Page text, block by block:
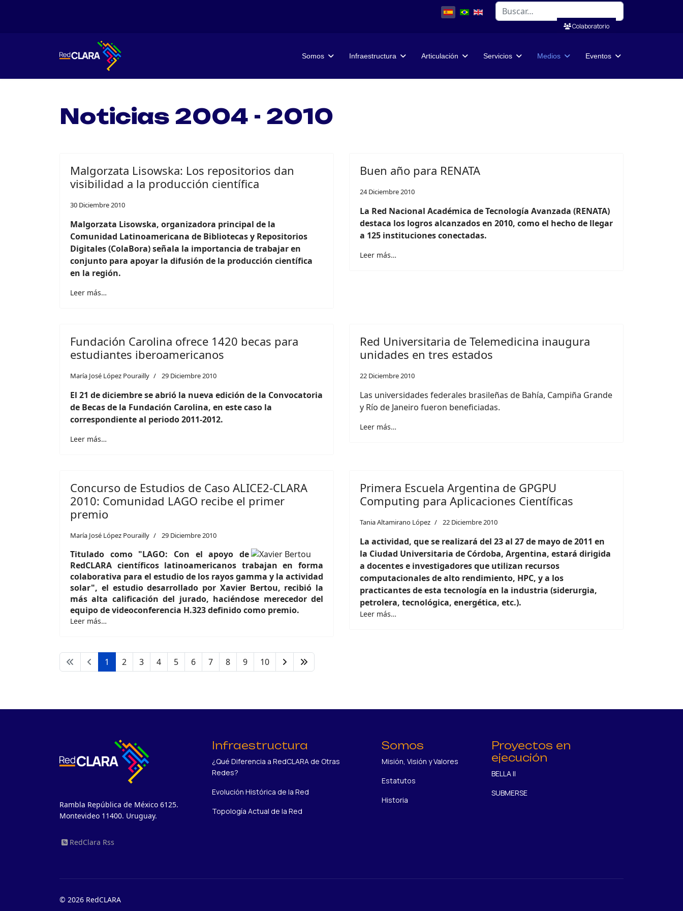
Buscar
Colaboratorio
Somos Infraestructura Articulación Servicios Medios Eventos
Noticias 2004 - 2010
Malgorzata Lisowska: Los repositorios dan
visibilidad a la producción científica
30 Diciembre 2010
Malgorzata Lisowska, organizadora principal de la
Comunidad Latinoamericana de Bibliotecas y Repositorios
Digitales (ColaBora) señala la importancia de trabajar en
conjunto para apoyar la difusión de la producción científica
en la región.
Leer más…
Buen año para RENATA
24 Diciembre 2010
La Red Nacional Académica de Tecnología Avanzada (RENATA)
destaca los logros alcanzados en 2010, como el hecho de llegar
a 125 instituciones conectadas.
Leer más…
Fundación Carolina ofrece 1420 becas para
estudiantes iberoamericanos
María José López Pourailly 29 Diciembre 2010
El 21 de diciembre se abrió la nueva edición de la Convocatoria
de Becas de la Fundación Carolina, en este caso la
correspondiente al periodo 2011-2012.
Leer más…
Red Universitaria de Telemedicina inaugura
unidades en tres estados
22 Diciembre 2010
Las universidades federales brasileñas de Bahía, Campiña Grande
y Río de Janeiro fueron beneficiadas.
Leer más…
Concurso de Estudios de Caso ALICE2-CLARA
2010: Comunidad LAGO recibe el primer
premio
María José López Pourailly 29 Diciembre 2010
Titulado como "LAGO: Con el apoyo de
RedCLARA científicos latinoamericanos trabajan en forma
colaborativa para el estudio de los rayos gamma y la actividad
solar", el estudio desarrollado por Xavier Bertou, recibió la
más alta calificación del jurado, haciéndose merecedor del
equipo de videoconferencia H.323 definido como premio.
Leer más…
Primera Escuela Argentina de GPGPU
Computing para Aplicaciones Científicas
Tania Altamirano López 22 Diciembre 2010
La actividad, que se realizará del 23 al 27 de mayo de 2011 en
la Ciudad Universitaria de Córdoba, Argentina, estará dirigida
a docentes e investigadores que utilizan recursos
computacionales de alto rendimiento, HPC, y a los
practicantes de esta tecnología en la industria (siderurgia,
petrolera, tecnológica, energética, etc.).
Leer más…
1 2 3 4 5 6 7 8 9 10
Rambla República de México 6125.
Montevideo 11400. Uruguay.
RedClara Rss
Infraestructura
¿Qué Diferencia a RedCLARA de Otras
Redes?
Evolución Histórica de la Red
Topología Actual de la Red
Somos
Misión, Visión y Valores
Estatutos
Historia
Proyectos en
ejecución
BELLA II
SUBMERSE
© 2026 RedCLARA